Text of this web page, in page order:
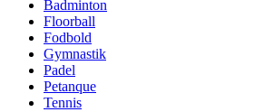
Badminton
Floorball
Fodbold
Gymnastik
Padel
Petanque
Tennis